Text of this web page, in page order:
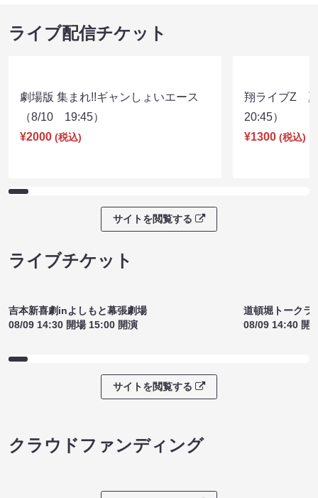
ライブ配信チケット
劇場版 集まれ!!ギャンしょいエース
（8/10 19:45）
¥2000 (税込)
翔ライブZ
20:45）
¥1300 (税込)
サイトを閲覧する
ライブチケット
吉本新喜劇inよしもと幕張劇場
08/09 14:30 開場 15:00 開演
道頓堀トークラ
08/09 14:40 開
サイトを閲覧する
クラウドファンディング